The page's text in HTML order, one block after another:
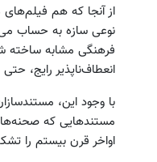
از آنجا که هم
نوعی سازه به حساب
فرهنگی مشابه ساخته
انعطاف‌ناپذیر رایج،
با وجود این،
مستندهایی که
اواخر قرن بیستم را